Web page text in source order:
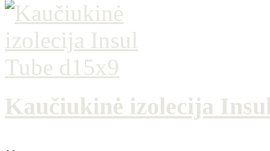
Kaučiukinė izolecija
..